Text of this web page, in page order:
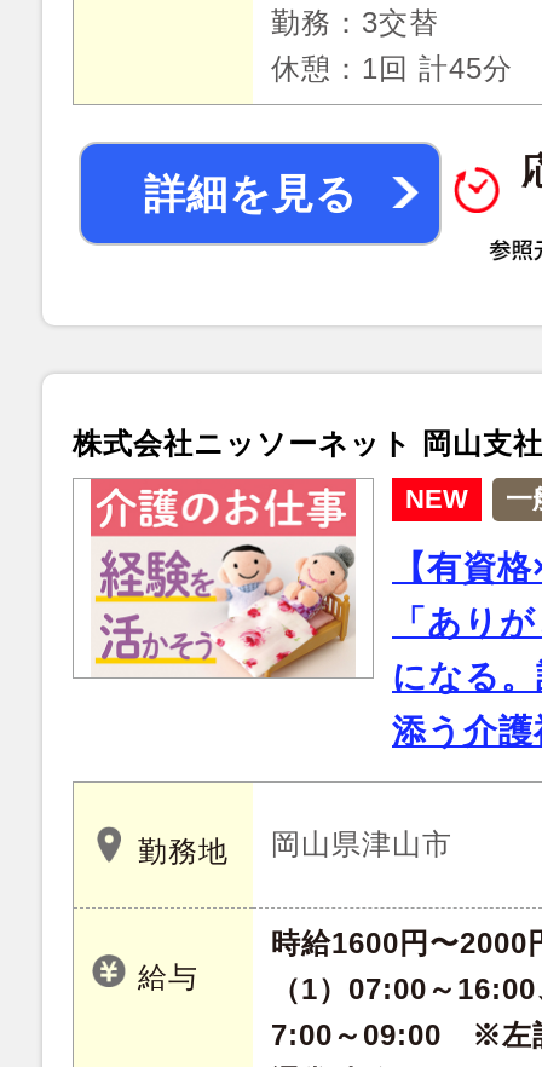
勤務：3交替
休憩：1回 計45分
詳細を見る
株式会社ニッソーネット 岡山支社
NEW 一
【有資
「あり
になる
添う介護
勤務地 岡山県津山市
給与
時給1600円〜2000
（1）07:00～
7:00～09:00 ※左